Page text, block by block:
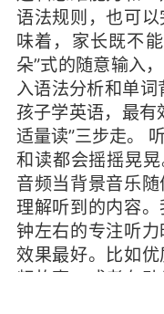
语法规则，也可
味着，家长既不
朵”式的随意输入
入语法分析和单
孩子学英语，最有
适量读”三步走。
和读都会摇摇晃
音频当背景音乐
理解听到的内容
钟左右的专注听
效果最好。比如
频故事，或者有
画面，听到对应